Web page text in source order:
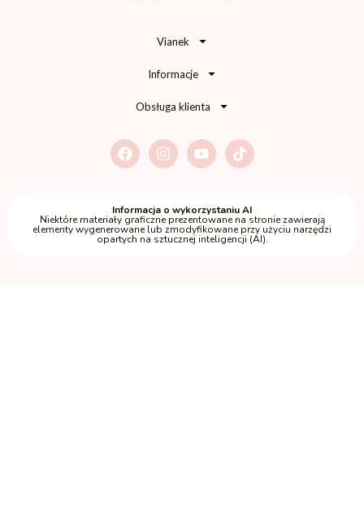
Vianek
Informacje
Obsługa klienta
Informacja o wykorzystaniu AI
Niektóre materiały graficzne prezentowane na stronie zawierają
elementy wygenerowane lub zmodyfikowane przy użyciu narzędzi
opartych na sztucznej inteligencji (AI).